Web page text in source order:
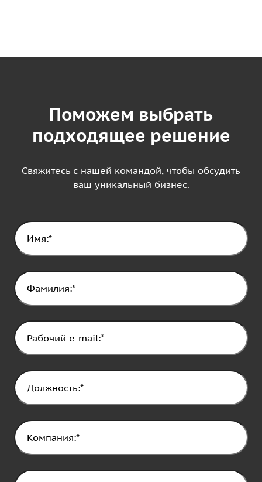
Поможем выбрать
подходящее решение
Свяжитесь с нашей командой, чтобы обсудить
ваш уникальный бизнес.